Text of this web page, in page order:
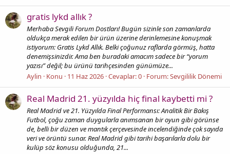
gratis lykd allık ?
Merhaba Sevgili Forum Dostları! Bugün sizinle son zamanlarda
oldukça merak edilen bir ürün üzerine derinlemesine konuşmak
istiyorum: Gratis Lykd Allık. Belki çoğunuz raflarda görmüş, hatta
denemişsinizdir. Ama ben buradaki amacım sadece bir “yorum
yazısı” değil; bu ürünü tarihçesinden günümüze...
Aylin
Konu 11 Haz 2026 Cevaplar: 0 Forum:Sevgililik Dönemi
Real Madrid 21. yüzyılda hiç final kaybetti mi ?
Real Madrid ve 21. Yüzyılda Final Performansı: Analitik Bir Bakış
Futbol, çoğu zaman duygularla anımsanan bir oyun gibi görünse
de, belli bir düzen ve mantık çerçevesinde incelendiğinde çok sayıda
veri ve örüntü sunar. Real Madrid gibi tarihi başarılarla dolu bir
kulüp söz konusu olduğunda, 21...